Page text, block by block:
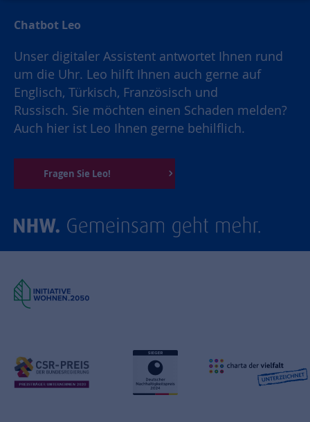
Chatbot Leo
Unser digitaler Assistent antwortet Ihnen rund
um die Uhr. Leo hilft Ihnen auch gerne auf
Englisch, Türkisch, Französisch und
Russisch. Sie möchten einen Schaden melden?
Auch hier ist Leo Ihnen gerne behilflich.
Fragen Sie Leo!